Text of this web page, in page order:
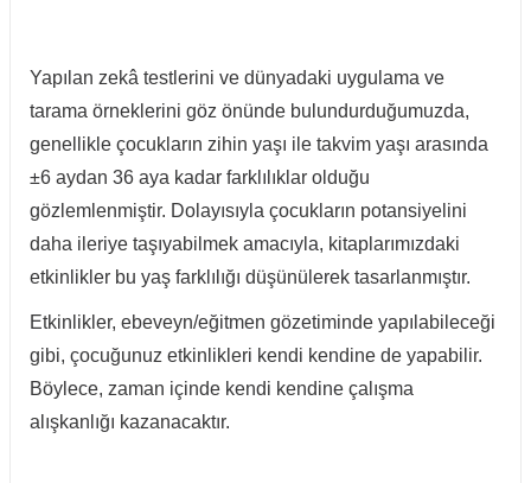
Yapılan zekâ testlerini ve dünyadaki uygulama ve
tarama örneklerini göz önünde bulundurduğumuzda,
genellikle çocukların zihin yaşı ile takvim yaşı arasında
±6 aydan 36 aya kadar farklılıklar olduğu
gözlemlenmiştir. Dolayısıyla çocukların potansiyelini
daha ileriye taşıyabilmek amacıyla, kitaplarımızdaki
etkinlikler bu yaş farklılığı düşünülerek tasarlanmıştır.
Etkinlikler, ebeveyn/eğitmen gözetiminde yapılabileceği
gibi, çocuğunuz etkinlikleri kendi kendine de yapabilir.
Böylece, zaman içinde kendi kendine çalışma
alışkanlığı kazanacaktır.